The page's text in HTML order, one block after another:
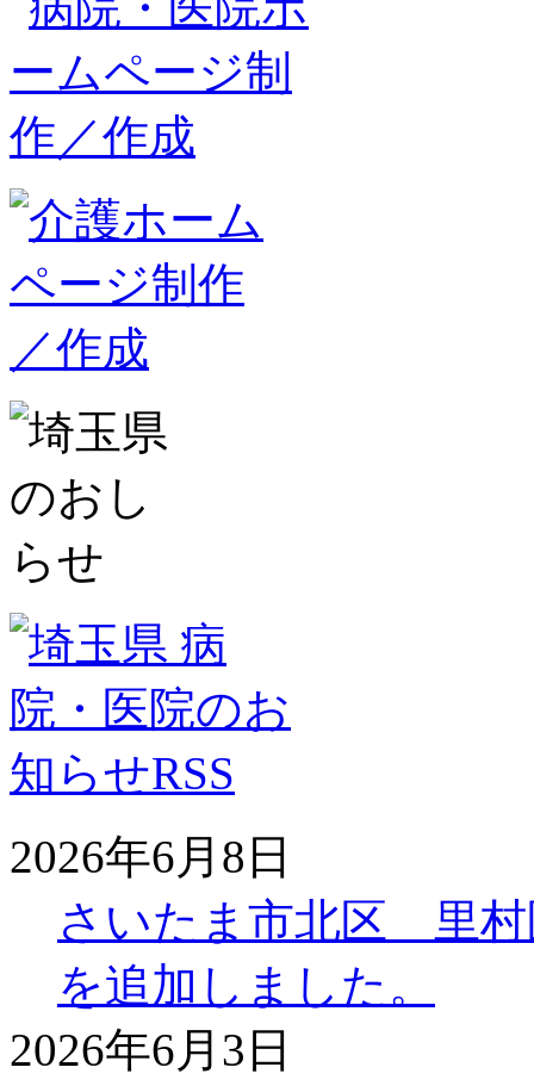
2026年6月8日
さいたま市北区 里村
を追加しました。
2026年6月3日